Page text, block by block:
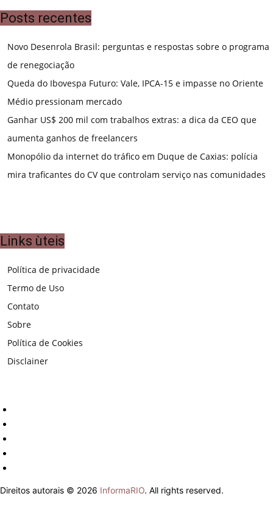
Posts recentes
Novo Desenrola Brasil: perguntas e respostas sobre o programa
de renegociação
Queda do Ibovespa Futuro: Vale, IPCA-15 e impasse no Oriente
Médio pressionam mercado
Ganhar US$ 200 mil com trabalhos extras: a dica da CEO que
aumenta ganhos de freelancers
Monopólio da internet do tráfico em Duque de Caxias: polícia
mira traficantes do CV que controlam serviço nas comunidades
Links ùteis
Política de privacidade
Termo de Uso
Contato
Sobre
Política de Cookies
Disclainer
Direitos autorais © 2026 InformaRIO. All rights reserved.